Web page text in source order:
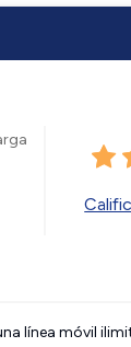
línea móvil